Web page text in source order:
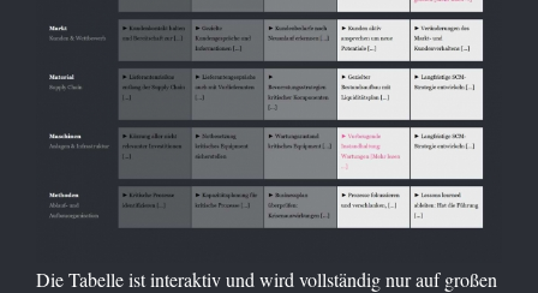
Die Tabelle ist interaktiv und wird vollständig nur auf großen